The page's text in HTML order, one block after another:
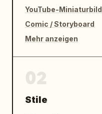
YouTube-Miniaturbild
Comic / Storyboard
Mehr anzeigen
Stile